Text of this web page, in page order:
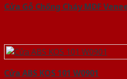
Cửa Gỗ Chống Cháy MDF
Cửa ABS KOS 101 W0901